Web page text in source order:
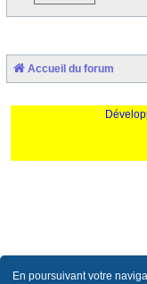
En poursuivant votre
Accueil du forum